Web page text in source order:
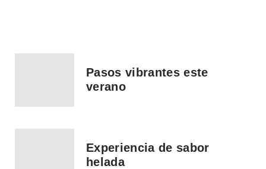
Pasos vibrantes este
verano
Experiencia de sabor
helada